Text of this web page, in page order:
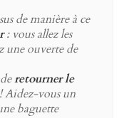
de manière à ce
: vous allez les
une ouverte de
retourner le
Aidez-vous un
baguette